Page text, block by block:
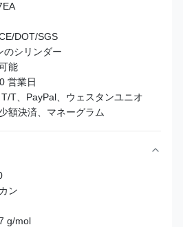
DOT/SGS
のシリンダー
能
営業日
T、PayPal、ウェスタンユニオ
額決済、マネーグラム
ン
g/mol